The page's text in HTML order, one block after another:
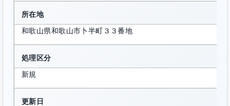
所在地
和歌山県和歌山市卜半町３３番地
処理区分
新規
更新日